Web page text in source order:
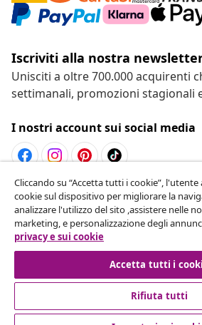
Iscriviti alla nostra
Unisciti a oltre 700.000 acquirenti
settimanali, promozioni stagionali
I nostri account sui social media
Recesso dal contratto
Invia una richiesta di recesso per
Recesso dal
Servizio clienti
Cliccando su “Accetta tutti i cookie”,
cookie sul dispositivo per migliorare la
analizzare l'utilizzo del sito ,assistere nelle
marketing, e personalizzazione degli
privacy e sui cookie
Accetta tutti i
Rifiuta tutti